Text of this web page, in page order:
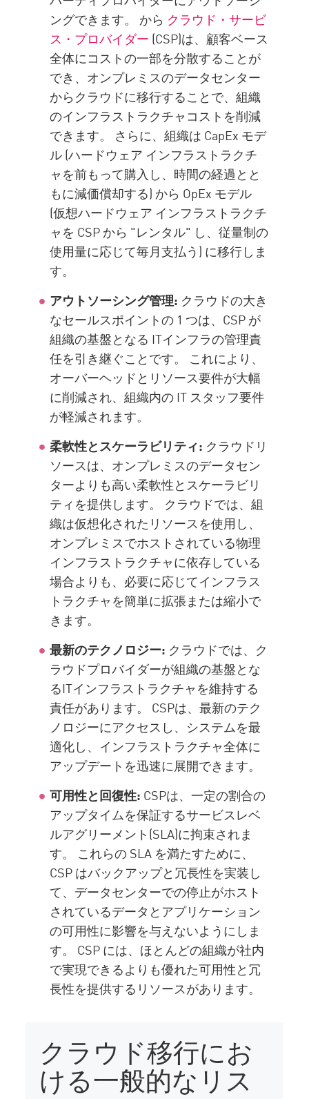
ングできます。 から クラウド・サービ
ス・プロバイダー (CSP)は、顧客ベース
全体にコストの一部を分散することが
でき、オンプレミスのデータセンター
からクラウドに移行することで、組織
のインフラストラクチャコストを削減
できます。 さらに、組織は CapEx モデ
ル (ハードウェア インフラストラクチ
ャを前もって購入し、時間の経過とと
もに減価償却する) から OpEx モデル
(仮想ハードウェア インフラストラクチ
ャを CSP から "レンタル" し、従量制の
使用量に応じて毎月支払う) に移行しま
す。
アウトソーシング管理: クラウドの大き
なセールスポイントの 1 つは、CSP が
組織の基盤となる ITインフラの管理責
任を引き継ぐことです。 これにより、
オーバーヘッドとリソース要件が大幅
に削減され、組織内の IT スタッフ要件
が軽減されます。
柔軟性とスケーラビリティ: クラウドリ
ソースは、オンプレミスのデータセン
ターよりも高い柔軟性とスケーラビリ
ティを提供します。 クラウドでは、組
織は仮想化されたリソースを使用し、
オンプレミスでホストされている物理
インフラストラクチャに依存している
場合よりも、必要に応じてインフラス
トラクチャを簡単に拡張または縮小で
きます。
最新のテクノロジー: クラウドでは、ク
ラウドプロバイダーが組織の基盤とな
るITインフラストラクチャを維持する
責任があります。 CSPは、最新のテク
ノロジーにアクセスし、システムを最
適化し、インフラストラクチャ全体に
アップデートを迅速に展開できます。
可用性と回復性: CSPは、一定の割合の
アップタイムを保証するサービスレベ
ルアグリーメント(SLA)に拘束されま
す。 これらの SLA を満たすために、
CSP はバックアップと冗長性を実装し
て、データセンターでの停止がホスト
されているデータとアプリケーション
の可用性に影響を与えないようにしま
す。 CSP には、ほとんどの組織が社内
で実現できるよりも優れた可用性と冗
長性を提供するリソースがあります。
クラウド移行にお
ける一般的なリス